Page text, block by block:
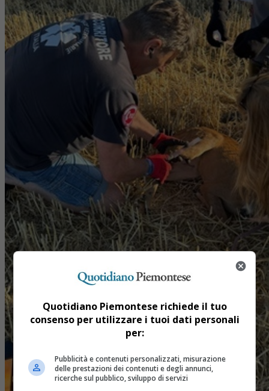
Quotidiano Piemontese richiede il tuo
consenso per utilizzare i tuoi dati personali
per:
Pubblicità e contenuti personalizzati, misurazione
delle prestazioni dei contenuti e degli annunci,
ricerche sul pubblico, sviluppo di servizi